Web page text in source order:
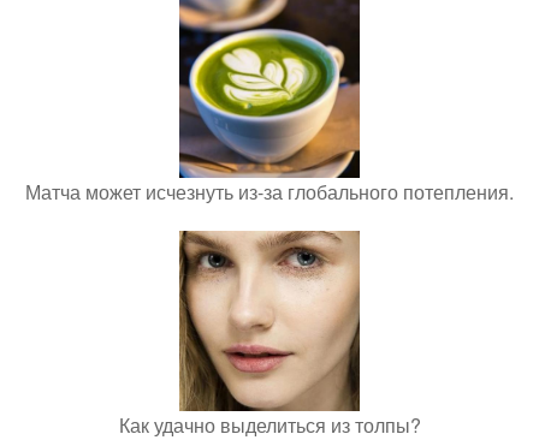
Матча может исчезнуть из-за глобального потепления.
Как удачно выделиться из толпы?